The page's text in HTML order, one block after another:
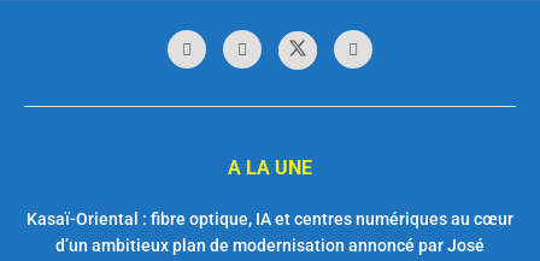
A LA UNE
Kasaï-Oriental : fibre optique, IA et centres numériques au cœur
d’un ambitieux plan de modernisation annoncé par José